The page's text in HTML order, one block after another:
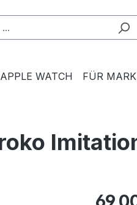
WATCH FÜR